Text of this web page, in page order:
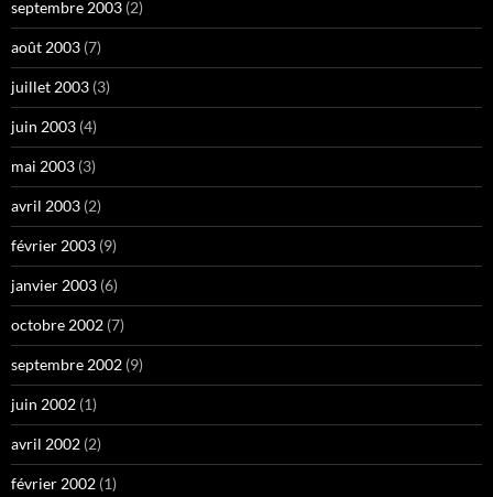
septembre 2003 (2)
août 2003 (7)
juillet 2003 (3)
juin 2003 (4)
mai 2003 (3)
avril 2003 (2)
février 2003 (9)
janvier 2003 (6)
octobre 2002 (7)
septembre 2002 (9)
juin 2002 (1)
avril 2002 (2)
février 2002 (1)